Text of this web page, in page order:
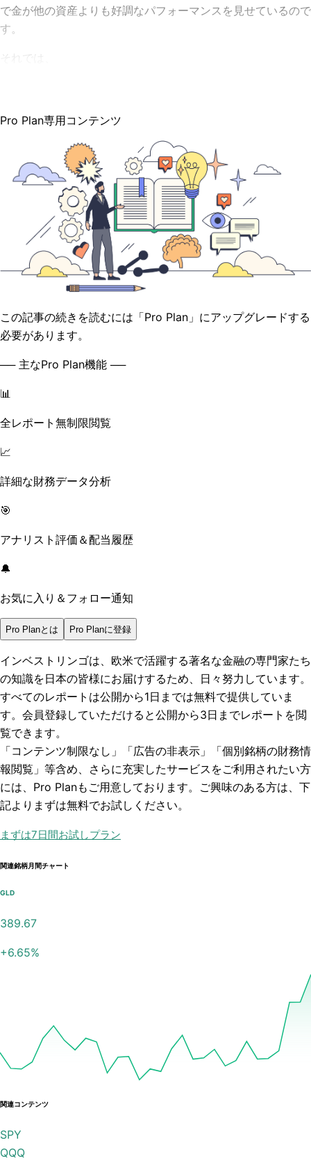
で金が他の資産よりも好調なパフォーマンスを見せているので
す。
Pro Plan専用コンテンツ
この記事の続きを読むには「Pro Plan」にアップグレードする
必要があります。
── 主なPro Plan機能 ──
📊
全レポート無制限閲覧
📈
詳細な財務データ分析
🎯
アナリスト評価＆配当履歴
🔔
お気に入り＆フォロー通知
Pro Planとは Pro Planに登録
インベストリンゴは、欧米で活躍する著名な金融の専門家たち
の知識を日本の皆様にお届けするため、日々努力しています。
すべてのレポートは公開から1日までは無料で提供していま
す。会員登録していただけると公開から3日までレポートを閲
覧できます。
「コンテンツ制限なし」「広告の非表示」「個別銘柄の財務情
報閲覧」 等含め、さらに充実したサービスをご利用されたい方
には、Pro Planもご用意しております。ご興味のある方は、下
記よりまずは無料でお試しください。
まずは7日間お試しプラン
関連銘柄月間チャート
GLD
389.67
+6.65%
関連コンテンツ
SPY
QQQ